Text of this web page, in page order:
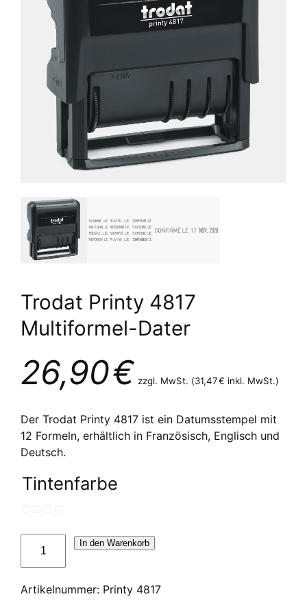
Trodat Printy 4817
Multiformel-Dater
26,90€ zzgl. MwSt. (31,47€ inkl. MwSt.)
Der Trodat Printy 4817 ist ein Datumsstempel mit
12 Formeln, erhältlich in Französisch, Englisch und
Deutsch.
Tintenfarbe
multi
Trodat
In den Warenkorb
Artikelnummer: Printy 4817